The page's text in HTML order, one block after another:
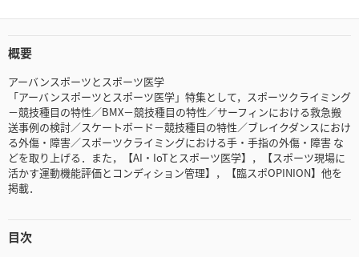
概要
アーバンスポーツとスポーツ医学
「アーバンスポーツとスポーツ医学」特集として，スポーツクライミング
－競技種目の特性／BMX－競技種目の特性／サーフィンにおける救急搬
送事例の検討／スケートボード－競技種目の特性／ブレイクダンスにおけ
る外傷・障害／スポーツクライミングにおける手・手指の外傷・障害 な
どを取り上げる．また，【AI・IoTとスポーツ医学】，【スポーツ現場に
活かす運動機能評価とコンディション管理】，【臨スポOPINION】他を
掲載．
目次